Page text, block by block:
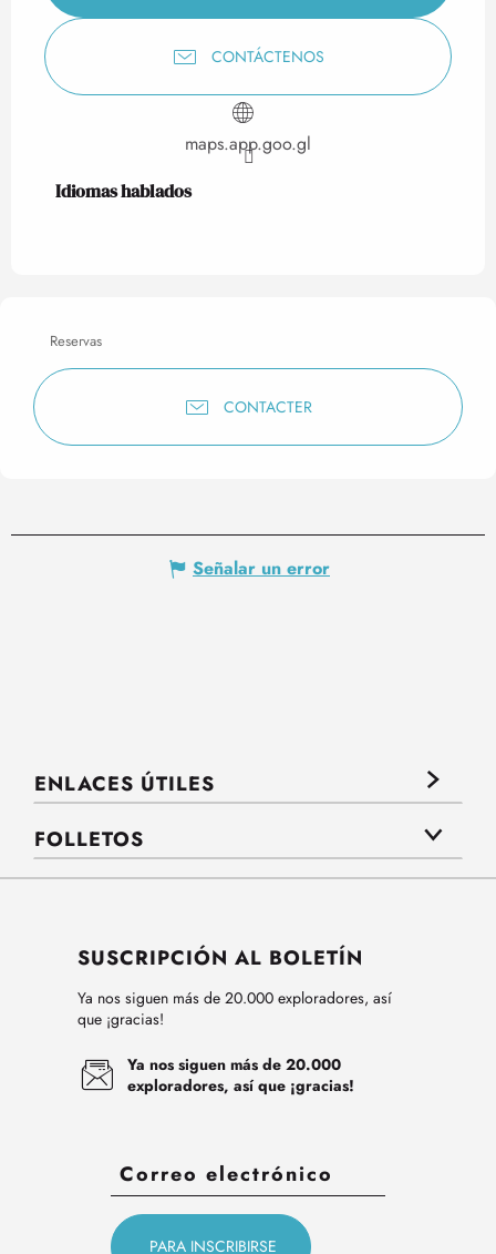
CONTÁCTENOS
maps.app.goo.gl
Idiomas hablados
Idiomas hablados
Reservas
CONTACTER
Señalar un error
ENLACES ÚTILES
FOLLETOS
SUSCRIPCIÓN AL BOLETÍN
Ya nos siguen más de 20.000 exploradores, así
que ¡gracias!
Ya nos siguen más de 20.000
exploradores, así que ¡gracias!